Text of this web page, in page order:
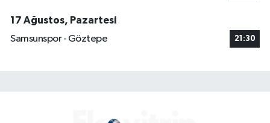
17 Ağustos, Pazartesi
Samsunspor - Göztepe
21:30